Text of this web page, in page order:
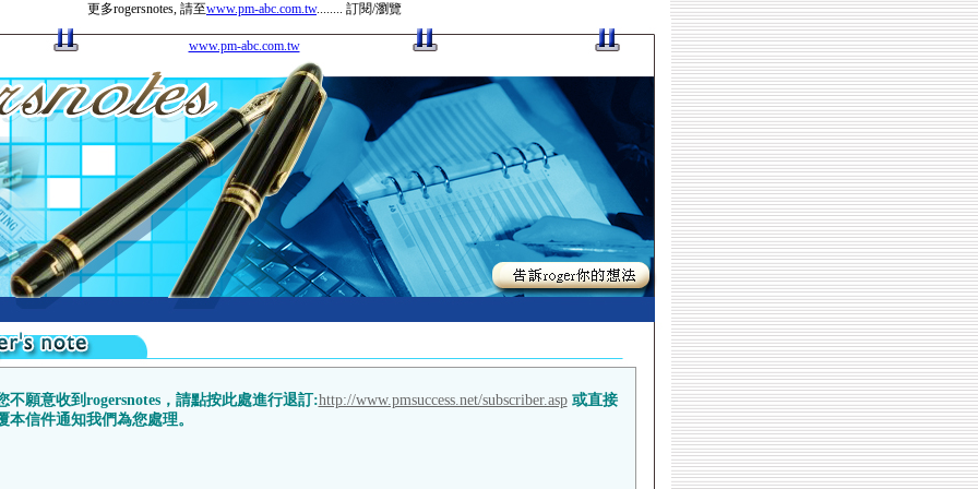
更多rogersnotes, 請至www.pm-abc.com.tw........ 訂閱/瀏覽
www.pm-abc.com.tw
不願意收到rogersnotes，請點按此處進行退訂:http://www.pmsuccess.net/subscriber.asp 或直接
本信件通知我們為您處理。